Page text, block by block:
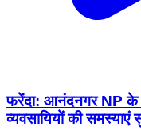
फरेंदा: आनंदनगर NP के
व्यवसायियों की समस्याएं